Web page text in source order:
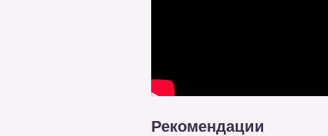
Рекомендации